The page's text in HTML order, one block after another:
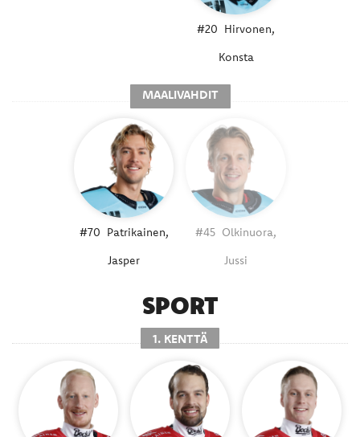
#20 Hirvonen,
Konsta
MAALIVAHDIT
#70 Patrikainen,
Jasper
#45 Olkinuora,
Jussi
SPORT
1. KENTTÄ